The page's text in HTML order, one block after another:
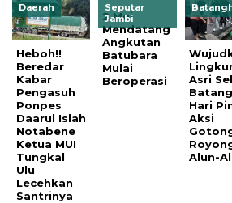
Daerah
Heboh!!
Beredar
Kabar
Pengasuh
Ponpes
Daarul Islah
Notabene
Ketua MUI
Tungkal
Ulu
Lecehkan
Santrinya
Seputar
Jambi
2 Mei
Mendatang
Angkutan
Batubara
Mulai
Beroperasi
Asri
Batang
Hari
Aksi
Alun-